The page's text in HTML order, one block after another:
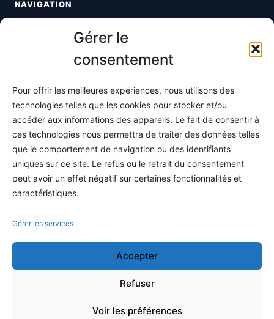
Gérer le
consentement
Pour offrir les meilleures expériences, nous utilisons des
technologies telles que les cookies pour stocker et/ou
accéder aux informations des appareils. Le fait de consentir à
ces technologies nous permettra de traiter des données telles
que le comportement de navigation ou des identifiants
uniques sur ce site. Le refus ou le retrait du consentement
peut avoir un effet négatif sur certaines fonctionnalités et
caractéristiques.
Gérer les services
Accepter
Refuser
Voir les préférences
NAVIGATION
Toutes les maths
S'abonner
À propos
Contact / Support
Mes publications
INFORMATIONS LÉGALES
Conditions générales de vente